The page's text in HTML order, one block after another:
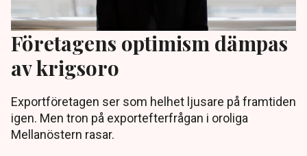
Företagens optimism dämpas
av krigsoro
Exportföretagen ser som helhet ljusare på framtiden
igen. Men tron på exportefterfrågan i oroliga
Mellanöstern rasar.